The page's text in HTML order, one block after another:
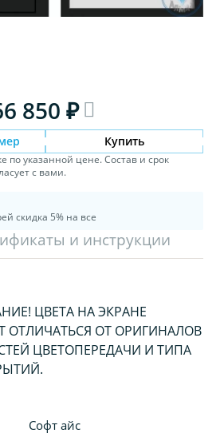
850 ₽
Купить
по указанной цене. Состав и срок
с вами.
скидка 5% на все
и инструкции
ЦВЕТА НА ЭКРАНЕ
ОТЛИЧАТЬСЯ ОТ ОРИГИНАЛОВ
ЦВЕТОПЕРЕДАЧИ И ТИПА
Софт айс